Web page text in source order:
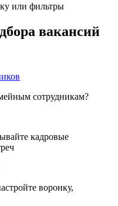
или фильтры
вакансий
сотрудникам?
кадровые
воронку,